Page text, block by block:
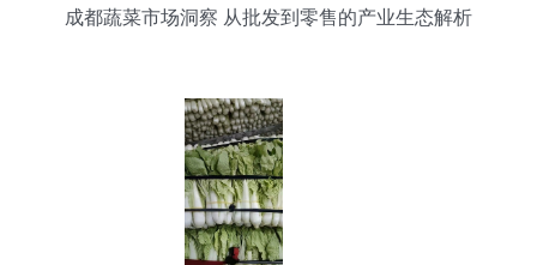
成都蔬菜市场洞察 从批发到零售的产业生态解析